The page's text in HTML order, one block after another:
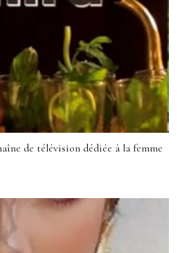
de télévision dédiée à la femme